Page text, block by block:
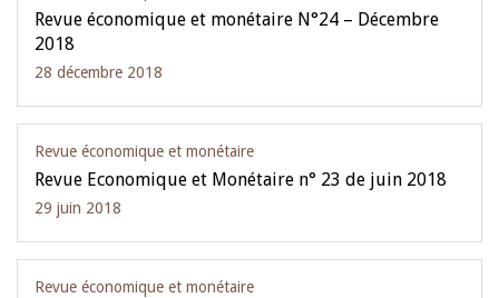
Revue économique et monétaire N°24 – Décembre
2018
28 décembre 2018
Revue économique et monétaire
Revue Economique et Monétaire n° 23 de juin 2018
29 juin 2018
Revue économique et monétaire